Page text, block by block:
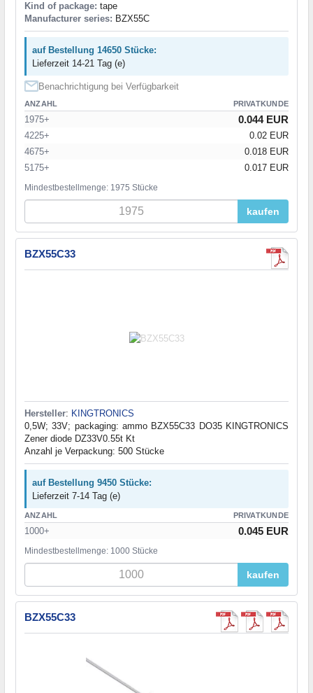
Kind of package: tape
Manufacturer series: BZX55C
auf Bestellung 14650 Stücke:
Lieferzeit 14-21 Tag (e)
Benachrichtigung bei Verfügbarkeit
ANZAHL PRIVATKUNDE
1975+ 0.044 EUR
4225+
0.02 EUR
4675+
0.018 EUR
5175+
0.017 EUR
Mindestbestellmenge: 1975 Stücke
kaufen
BZX55C33
Hersteller: KINGTRONICS
0,5W; 33V; packaging: ammo BZX55C33 DO35 KINGTRONICS
Zener diode DZ33V0.55t Kt
Anzahl je Verpackung: 500 Stücke
auf Bestellung 9450 Stücke:
Lieferzeit 7-14 Tag (e)
ANZAHL PRIVATKUNDE
1000+ 0.045 EUR
Mindestbestellmenge: 1000 Stücke
kaufen
BZX55C33